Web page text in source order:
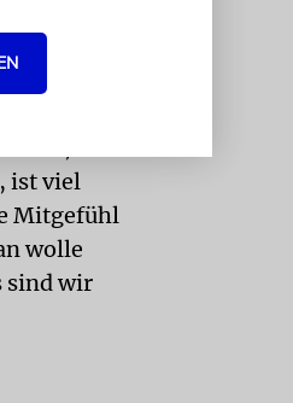
ist viel
Mitgefühl
wolle
sind wir